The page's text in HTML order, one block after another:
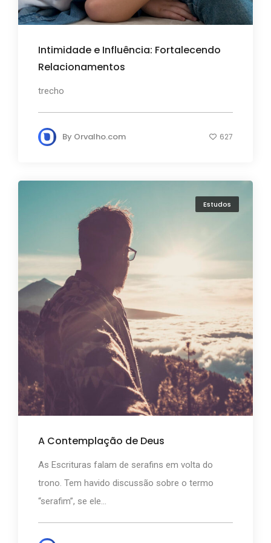
Intimidade e Influência: Fortalecendo
Relacionamentos
trecho
By Orvalho.com 627
Estudos
A Contemplação de Deus
As Escrituras falam de serafins em volta do
trono. Tem havido discussão sobre o termo
“serafim”, se ele...